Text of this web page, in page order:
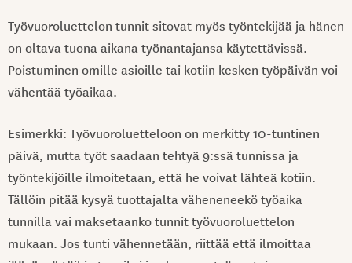
Työvuoroluettelon tunnit sitovat myös työntekijää ja hänen
on oltava tuona aikana työnantajansa käytettävissä.
Poistuminen omille asioille tai kotiin kesken työpäivän voi
vähentää työaikaa.
Esimerkki: Työvuoroluetteloon on merkitty 10-tuntinen
päivä, mutta työt saadaan tehtyä 9:ssä tunnissa ja
työntekijöille ilmoitetaan, että he voivat lähteä kotiin.
Tällöin pitää kysyä tuottajalta väheneneekö työaika
tunnilla vai maksetaanko tunnit työvuoroluettelon
mukaan. Jos tunti vähennetään, riittää että ilmoittaa